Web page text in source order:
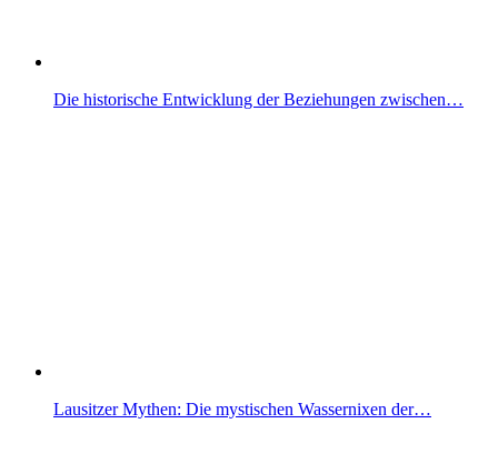
Die historische Entwicklung der Beziehungen zwischen…
Lausitzer Mythen: Die mystischen Wassernixen der…